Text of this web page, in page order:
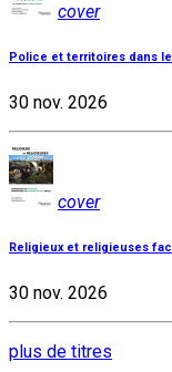
cover
Police et territoires dans
30 nov. 2026
cover
Religieux et religieuses
30 nov. 2026
plus de titres